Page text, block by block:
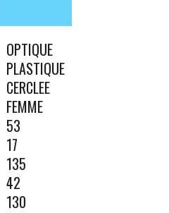
OPTIQUE
PLASTIQUE
CERCLEE
FEMME
53
17
135
42
130